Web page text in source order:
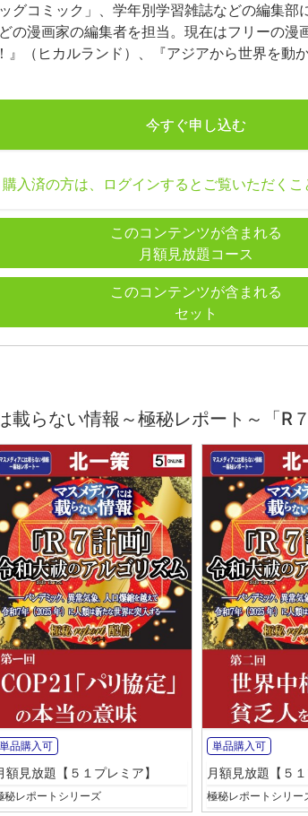
グコミック」、学年別学習雑誌などの編集
の漫画家の編集者を担当。現在はフリーの漫
』（ヒカルランド）、『アジアから世界を
今すぐ申し込む
購入済の方は、ログインするとご覧いただくこ
このコンテンツが含まれる
月額見放題コース
このコンテンツが含まれる
セット
載らない情報～極秘レポート～「
単品購入可
額見放題【５１プレミア】
秘レポートシリーズ
単品購入可
月額見放題【５１
極秘レポートシリー